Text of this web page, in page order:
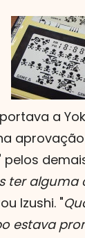
a
pelos
ter alguma
Izushi. "
estava